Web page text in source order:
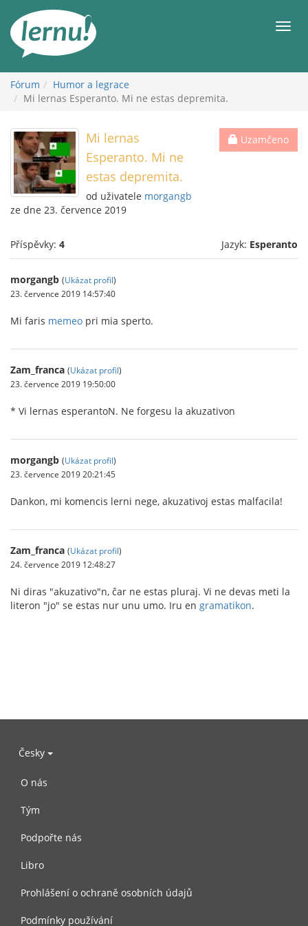
obsahu
Fórum
Humor a legrace
Mi lernas Esperanto. Mi ne estas depremita.
Uzamčeno
Mi lernas
Esperanto. Mi ne
estas depremita.
od uživatele morgangb
ze dne 23. července 2019
Příspěvky: 4 Jazyk: Esperanto
morgangb (Ukázat profil)
23. července 2019 14:57:40
Mi faris memeo pri mia sperto.
Zam_franca (Ukázat profil)
23. července 2019 19:50:00
* Vi lernas esperantoN. Ne forgesu la akuzativon
morgangb (Ukázat profil)
23. července 2019 20:21:45
Dankon, mi komencis lerni nege, akuzativoj estas malfacila!
Zam_franca (Ukázat profil)
24. července 2019 12:48:27
Ni diras "akuzativo"n, ĉar ne estas pluraj. Vi ne devas meti la
literon "jo" se estas nur unu umo. Iru en gramatikon.
Česky
O nás
Tým
Podpořte nás
Libro
Prohlášení o ochraně osobních údajů
Podmínky používání